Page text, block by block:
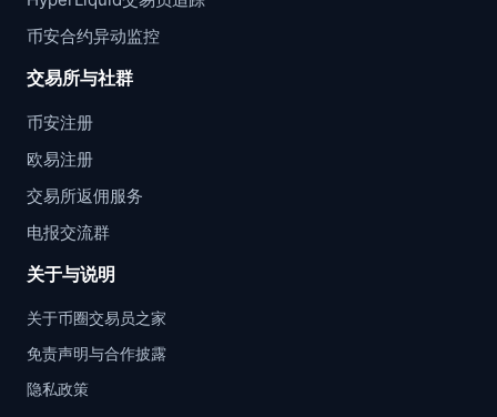
币安合约异动监控
交易所与社群
币安注册
欧易注册
交易所返佣服务
电报交流群
关于与说明
关于币圈交易员之家
免责声明与合作披露
隐私政策